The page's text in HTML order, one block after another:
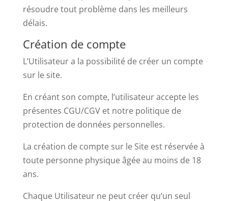
résoudre tout problème dans les meilleurs
délais.
Création de compte
L’Utilisateur a la possibilité de créer un compte
sur le site.
En créant son compte, l’utilisateur accepte les
présentes CGU/CGV et notre politique de
protection de données personnelles.
La création de compte sur le Site est réservée à
toute personne physique âgée au moins de 18
ans.
Chaque Utilisateur ne peut créer qu’un seul